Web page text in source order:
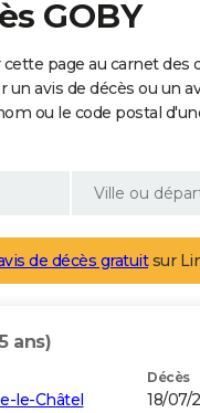
GOBY
page au carnet des
avis de décès ou un
ou le code postal
de décès gratuitsur
ans)
le-Châtel
Décès
18/07/